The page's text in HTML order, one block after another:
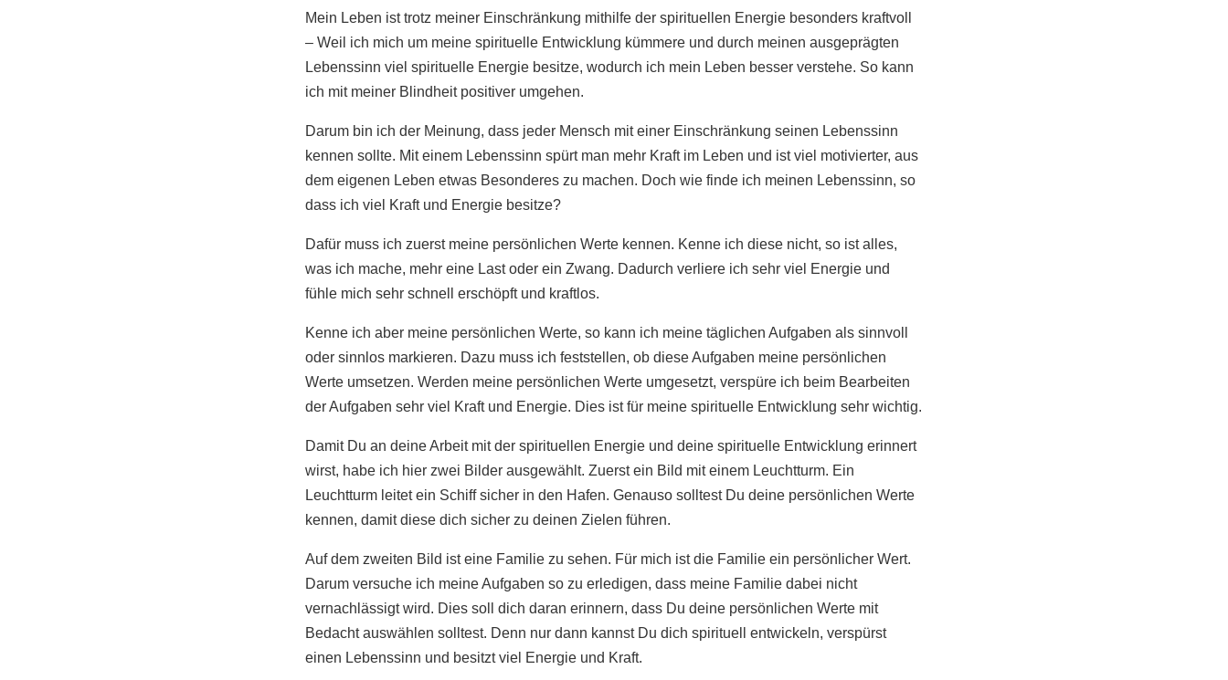
Mein Leben ist trotz meiner Einschränkung mithilfe der spirituellen Energie besonders kraftvoll
– Weil ich mich um meine spirituelle Entwicklung kümmere und durch meinen ausgeprägten
Lebenssinn viel spirituelle Energie besitze, wodurch ich mein Leben besser verstehe. So kann
ich mit meiner Blindheit positiver umgehen.
Darum bin ich der Meinung, dass jeder Mensch mit einer Einschränkung seinen Lebenssinn
kennen sollte. Mit einem Lebenssinn spürt man mehr Kraft im Leben und ist viel motivierter, aus
dem eigenen Leben etwas Besonderes zu machen. Doch wie finde ich meinen Lebenssinn, so
dass ich viel Kraft und Energie besitze?
Dafür muss ich zuerst meine persönlichen Werte kennen. Kenne ich diese nicht, so ist alles,
was ich mache, mehr eine Last oder ein Zwang. Dadurch verliere ich sehr viel Energie und
fühle mich sehr schnell erschöpft und kraftlos.
Kenne ich aber meine persönlichen Werte, so kann ich meine täglichen Aufgaben als sinnvoll
oder sinnlos markieren. Dazu muss ich feststellen, ob diese Aufgaben meine persönlichen
Werte umsetzen. Werden meine persönlichen Werte umgesetzt, verspüre ich beim Bearbeiten
der Aufgaben sehr viel Kraft und Energie. Dies ist für meine spirituelle Entwicklung sehr wichtig.
Damit Du an deine Arbeit mit der spirituellen Energie und deine spirituelle Entwicklung erinnert
wirst, habe ich hier zwei Bilder ausgewählt. Zuerst ein Bild mit einem Leuchtturm. Ein
Leuchtturm leitet ein Schiff sicher in den Hafen. Genauso solltest Du deine persönlichen Werte
kennen, damit diese dich sicher zu deinen Zielen führen.
Auf dem zweiten Bild ist eine Familie zu sehen. Für mich ist die Familie ein persönlicher Wert.
Darum versuche ich meine Aufgaben so zu erledigen, dass meine Familie dabei nicht
vernachlässigt wird. Dies soll dich daran erinnern, dass Du deine persönlichen Werte mit
Bedacht auswählen solltest. Denn nur dann kannst Du dich spirituell entwickeln, verspürst
einen Lebenssinn und besitzt viel Energie und Kraft.